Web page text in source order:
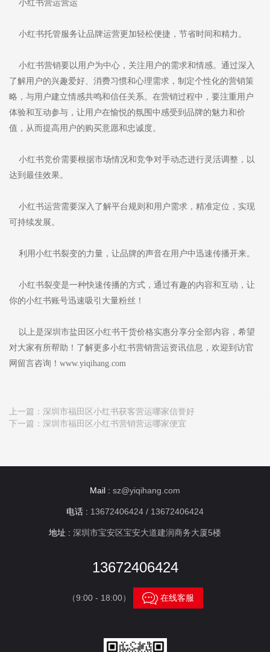
小红书营运营运
小红书托管服务让品牌运营更加轻松便捷，节省时间和精力。
小红书营销要以用户为中心，关注用户的需求和情感。通过深入
了解用户的兴趣爱好、消费习惯和心理需求，制定个性化的营销策
略，与用户建立情感共鸣和信任关系。在营销过程中，要注重用户
体验和互动参与，让用户在愉悦的氛围中感受到品牌的魅力和价
值，从而提高用户的购买意愿和忠诚度。
小红书竞价需要根据市场情况和竞争对手动态进行灵活调整，以
达到最佳效果。
小红书运营需要深入了解平台规则和用户需求，精准定位，实现
可持续发展。
利用小红书裂变的力量，让品牌的声音在用户中迅速传播开来。
小红书裂变是一种快速传播的方式，通过有趣的内容和互动，让
你的小红书账号迅速吸引大量粉丝！
以上是深圳市盐田区小红书干货价格实惠分享分全部内容，希望
对大家有所帮助！了解更多小红书营销营运资讯信息，欢迎到访官
网留言咨询！www.yiqihang.com
上一篇： 深圳市福田区小红书获客营运哪家信誉好
下一篇： 深圳市福田区小红书营销营运哪家便宜
Mail : sz@yiqihang.com
电话 : 13672406424 / 13672406424
地址 : 深圳市宝安区宝安大道建润商务大厦5楼
13672406424
（9:00 - 18:00） 在线客服